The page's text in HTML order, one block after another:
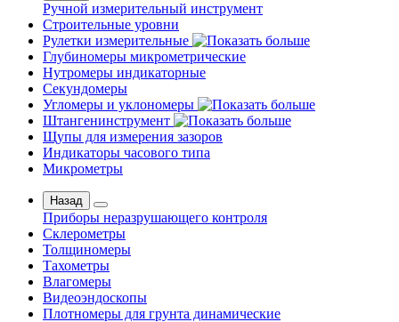
Ручной измерительный инструмент
Строительные уровни
Рулетки измерительные
Глубиномеры микрометрические
Нутромеры индикаторные
Секундомеры
Угломеры и уклономеры
Штангенинструмент
Щупы для измерения зазоров
Индикаторы часового типа
Микрометры
Назад
Приборы неразрушающего контроля
Склерометры
Толщиномеры
Тахометры
Влагомеры
Видеоэндоскопы
Плотномеры для грунта динамические